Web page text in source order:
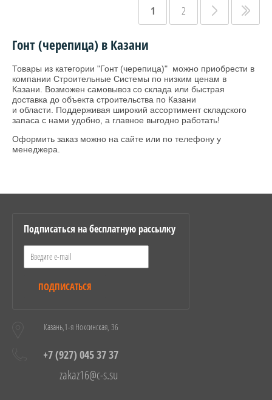
1 2
Гонт (черепица) в Казани
Товары из категории "Гонт (черепица)" можно приобрести в
компании Строительные Системы по низким ценам в
Казани. Возможен самовывоз со склада или быстрая
доставка до объекта строительства по Казани
и области. Поддерживая широкий ассортимент складского
запаса с нами удобно, а главное выгодно работать!
Оформить заказ можно на сайте или по телефону у
менеджера.
Подписаться на бесплатную рассылку
ПОДПИСАТЬСЯ
Казань,1-я Ноксинская, 36
+7 (927) 045 37 37
zakaz16@c-s.su